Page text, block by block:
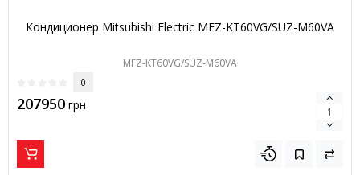
Кондиционер Mitsubishi Electric MFZ-KT60VG/SUZ-M60VA
MFZ-KT60VG/SUZ-M60VA
0
207950 грн